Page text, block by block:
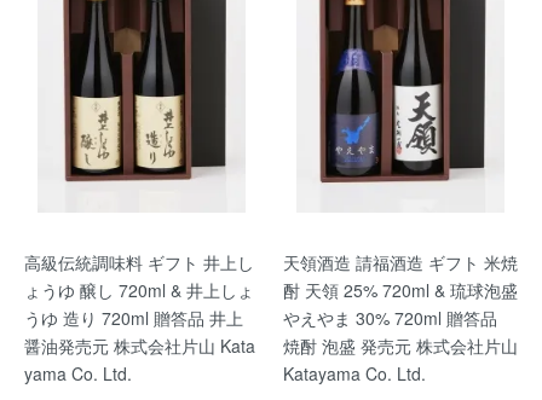
高級伝統調味料 ギフト 井上し
ょうゆ 醸し 720ml & 井上しょ
うゆ 造り 720ml 贈答品 井上
醤油発売元 株式会社片山 Kata
yama Co. Ltd.
天領酒造 請福酒造 ギフト 米焼
酎 天領 25% 720ml & 琉球泡盛
やえやま 30% 720ml 贈答品
焼酎 泡盛 発売元 株式会社片山
Katayama Co. Ltd.